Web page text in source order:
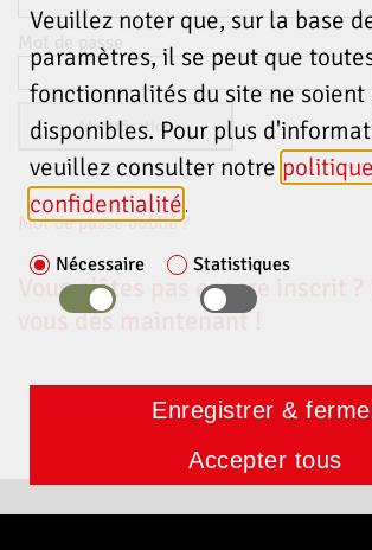
Mot de passe
Mot de passe oublié ?
Vous n'êtes pas encore inscrit ?
vous dès maintenant !
Veuillez noter que, sur la base
paramètres, il se peut que
fonctionnalités du site ne soient
disponibles. Pour plus
veuillez consulter notre
confidentialité.
Nécessaire Statistiques
Accepter tous
Enregistrer &